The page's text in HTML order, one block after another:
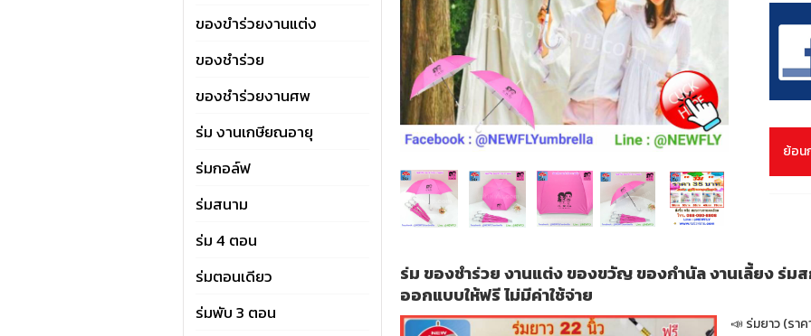
ของขำร่วยงานแต่ง
ของชำร่วย
ของชำร่วยงานศพ
ร่ม งานเกษียณอายุ
ร่มกอล์ฟ
ร่มสนาม
ร่ม 4 ตอน
ร่มตอนเดียว
ร่มพับ 3 ตอน
ย้อน
ร่ม ของชำร่วย งานแต่ง ของขวัญ ของกำนัล งานเลี้ยง ร่ม
ออกแบบให้ฟรี ไม่มีค่าใช้จ่าย
📣 ร่มยาว (รา